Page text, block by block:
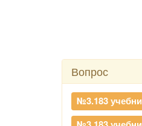
Вопрос
№3.183